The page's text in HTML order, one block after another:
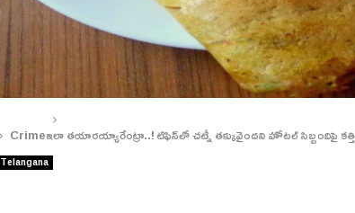
Crimeఇలా తయారయ్యారేంట్రా..! టిఫిన్‌లో చట్నీ తక్కువైందని హోటల్ సిబ్బందిపై
Telangana